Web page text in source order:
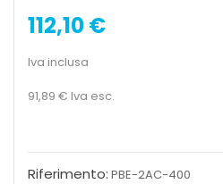
112,10 €
Iva inclusa
91,89 € Iva esc.
Riferimento: PBE-2AC-400